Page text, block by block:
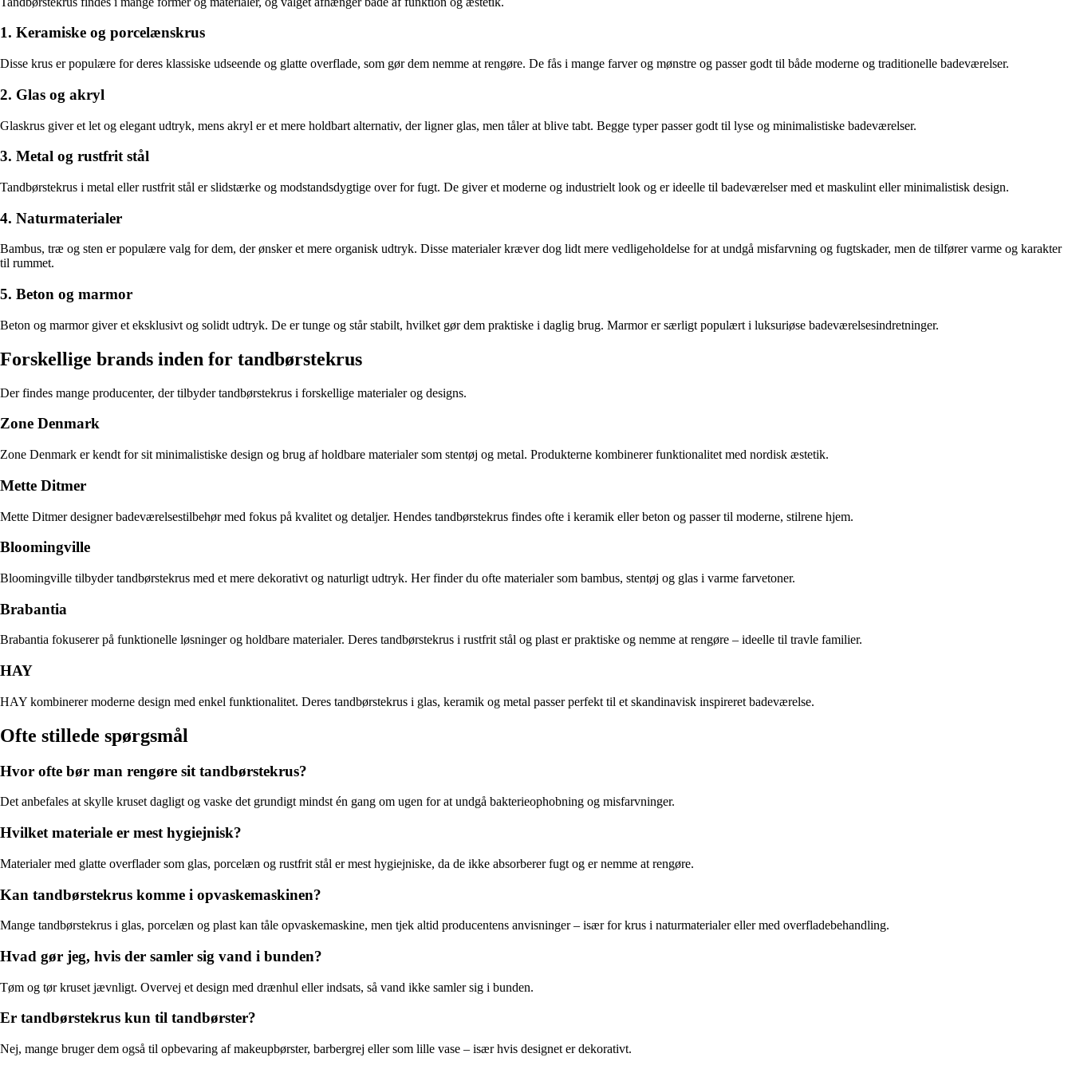
1. Keramiske og porcelænskrus
Disse krus er populære for deres klassiske udseende og glatte overflade, som gør dem nemme at rengøre. De fås i mange farver og mønstre og passer godt til både moderne og traditionelle badeværelser.
2. Glas og akryl
Glaskrus giver et let og elegant udtryk, mens akryl er et mere holdbart alternativ, der ligner glas, men tåler at blive tabt. Begge typer passer godt til lyse og minimalistiske badeværelser.
3. Metal og rustfrit stål
Tandbørstekrus i metal eller rustfrit stål er slidstærke og modstandsdygtige over for fugt. De giver et moderne og industrielt look og er ideelle til badeværelser med et maskulint eller minimalistisk design.
4. Naturmaterialer
Bambus, træ og sten er populære valg for dem, der ønsker et mere organisk udtryk. Disse materialer kræver dog lidt mere vedligeholdelse for at undgå misfarvning og fugtskader, men de tilfører varme og karakter
til rummet.
5. Beton og marmor
Beton og marmor giver et eksklusivt og solidt udtryk. De er tunge og står stabilt, hvilket gør dem praktiske i daglig brug. Marmor er særligt populært i luksuriøse badeværelsesindretninger.
Forskellige brands inden for tandbørstekrus
Der findes mange producenter, der tilbyder tandbørstekrus i forskellige materialer og designs.
Zone Denmark
Zone Denmark er kendt for sit minimalistiske design og brug af holdbare materialer som stentøj og metal. Produkterne kombinerer funktionalitet med nordisk æstetik.
Mette Ditmer
Mette Ditmer designer badeværelsestilbehør med fokus på kvalitet og detaljer. Hendes tandbørstekrus findes ofte i keramik eller beton og passer til moderne, stilrene hjem.
Bloomingville
Bloomingville tilbyder tandbørstekrus med et mere dekorativt og naturligt udtryk. Her finder du ofte materialer som bambus, stentøj og glas i varme farvetoner.
Brabantia
Brabantia fokuserer på funktionelle løsninger og holdbare materialer. Deres tandbørstekrus i rustfrit stål og plast er praktiske og nemme at rengøre – ideelle til travle familier.
HAY
HAY kombinerer moderne design med enkel funktionalitet. Deres tandbørstekrus i glas, keramik og metal passer perfekt til et skandinavisk inspireret badeværelse.
Ofte stillede spørgsmål
Hvor ofte bør man rengøre sit tandbørstekrus?
Det anbefales at skylle kruset dagligt og vaske det grundigt mindst én gang om ugen for at undgå bakterieophobning og misfarvninger.
Hvilket materiale er mest hygiejnisk?
Materialer med glatte overflader som glas, porcelæn og rustfrit stål er mest hygiejniske, da de ikke absorberer fugt og er nemme at rengøre.
Kan tandbørstekrus komme i opvaskemaskinen?
Mange tandbørstekrus i glas, porcelæn og plast kan tåle opvaskemaskine, men tjek altid producentens anvisninger – især for krus i naturmaterialer eller med overfladebehandling.
Hvad gør jeg, hvis der samler sig vand i bunden?
Tøm og tør kruset jævnligt. Overvej et design med drænhul eller indsats, så vand ikke samler sig i bunden.
Er tandbørstekrus kun til tandbørster?
Nej, mange bruger dem også til opbevaring af makeupbørster, barbergrej eller som lille vase – især hvis designet er dekorativt.